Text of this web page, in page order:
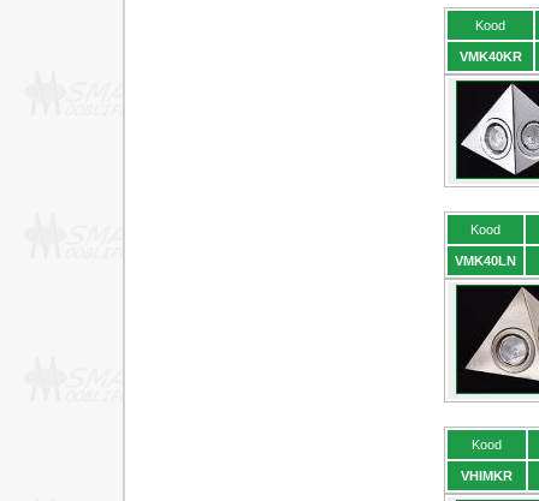
Kood
VMK40KR
Kood
VMK40LN
Kood
VHIMKR